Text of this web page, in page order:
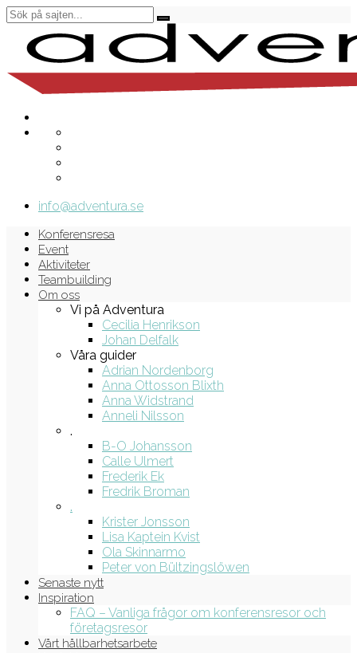
info@adventura.se
Konferensresa
Event
Aktiviteter
Teambuilding
Om oss
Vi på Adventura
Cecilia Henrikson
Johan Delfalk
Våra guider
Adrian Nordenborg
Anna Ottosson Blixth
Anna Widstrand
Anneli Nilsson
.
B-O Johansson
Calle Ulmert
Frederik Ek
Fredrik Broman
.
Krister Jonsson
Lisa Kaptein Kvist
Ola Skinnarmo
Peter von Bültzingslöwen
Senaste nytt
Inspiration
FAQ – Vanliga frågor om konferensresor och
företagsresor
Vårt hållbarhetsarbete